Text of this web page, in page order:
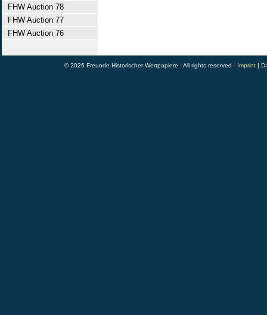
FHW Auction 78
FHW Auction 77
FHW Auction 76
© 2026 Freunde Historischer Wertpapiere - All rights reserved - Imprint |